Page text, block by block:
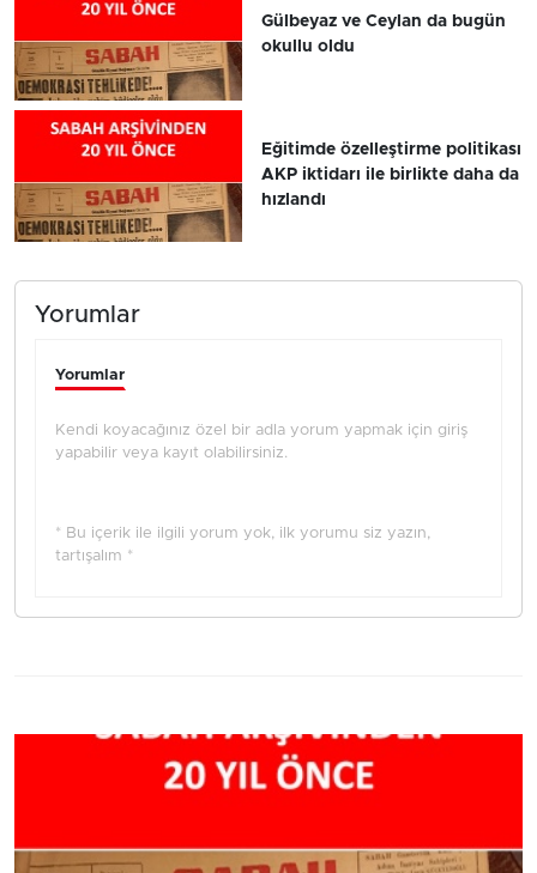
Gülbeyaz ve Ceylan da bugün
okullu oldu
Eğitimde özelleştirme politikası
AKP iktidarı ile birlikte daha da
hızlandı
Yorumlar
Yorumlar
Kendi koyacağınız özel bir adla yorum yapmak için giriş
yapabilir veya kayıt olabilirsiniz.
* Bu içerik ile ilgili yorum yok, ilk yorumu siz yazın,
tartışalım *